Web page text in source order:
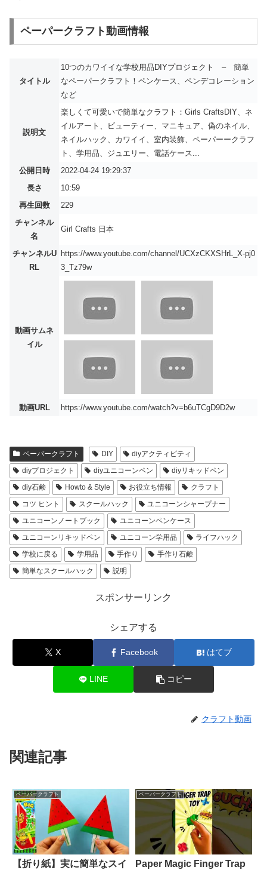
ペーパークラフト動画情報
タイトル
10つのカワイイな学校用品DIYプロジェクト – 簡単
なペーパークラフト！ペンケース、ペンデコレーション
など
説明文
楽しくて可愛いで簡単なクラフト：Girls CraftsDIY、ネ
イルアート、ビューティー、マニキュア、偽のネイル、
ネイルハック、カワイイ、室内装飾、ペーパーークラフ
ト、学用品、ジュエリー、電話ケース...
公開日時
2022-04-24 19:29:37
長さ
10:59
再生回数
229
チャンネル
名
Girl Crafts 日本
チャンネルU
RL
https://www.youtube.com/channel/UCXzCKXSHrL_X-pj0
3_Tz79w
動画サムネ
イル
動画URL https://www.youtube.com/watch?v=b6uTCgD9D2w
ペーパークラフト DIY
diyアクティビティ
diyプロジェクト
diyユニコーンペン
diyリキッドペン
diy石鹸
Howto & Style お役立ち情報
クラフト
コツ ヒント
スクールハック
ユニコーンシャープナー
ユニコーンノートブック
ユニコーンペンケース
ユニコーンリキッドペン
ユニコーン学用品
ライフハック
学校に戻る
学用品 手作り
手作り石鹸
簡単なスクールハック
説明
スポンサーリンク
シェアする
X Facebook はてブ
LINE コピー
クラフト動画
関連記事
ペーパークラフト
【折り紙】実に簡単なスイ
ペーパークラフト
Paper Magic Finger Trap